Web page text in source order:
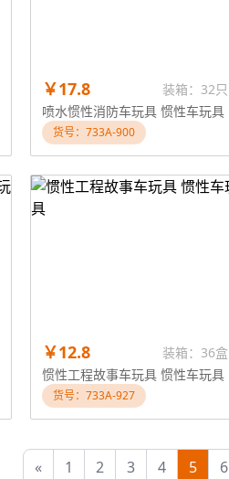
￥17.8
装箱：32只
喷水惯性消防车玩具 惯性车玩具
货号：733A-900
￥12.8
装箱：36盒
惯性工程故事车玩具 惯性车玩具
货号：733A-927
« 1 2 3 4 5 6